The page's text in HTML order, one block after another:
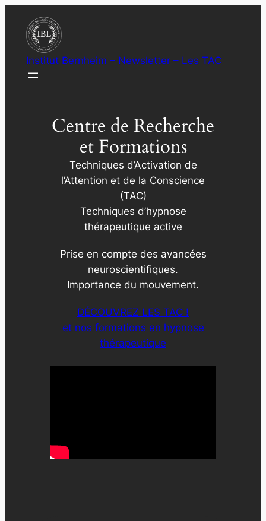
contenu
Institut Bernheim – Newsletter – Les TAC
Centre de Recherche
et Formations
Techniques d’Activation de
l’Attention et de la Conscience
(TAC)
Techniques d’hypnose
thérapeutique active
Prise en compte des avancées
neuroscientifiques.
Importance du mouvement.
DÉCOUVREZ LES TAC !
et nos formations en hypnose
thérapeutique